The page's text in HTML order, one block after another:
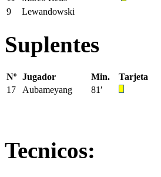
9
Lewandowski
Suplentes
Nº Jugador Min. Tarjeta
17
Aubameyang 81′
Tecnicos: